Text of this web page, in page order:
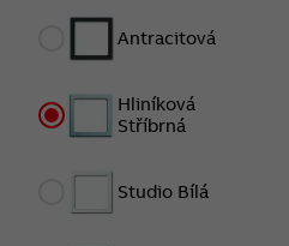
Antracitová
Hliníková
Stříbrná
Studio Bílá